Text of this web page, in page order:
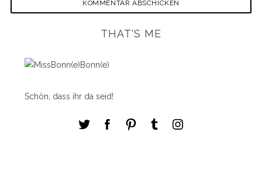
THAT'S ME
Schön, dass ihr da seid!